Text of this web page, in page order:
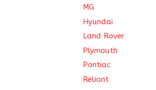
MG
Hyundai
Land Rover
Plymouth
Pontiac
Reliant